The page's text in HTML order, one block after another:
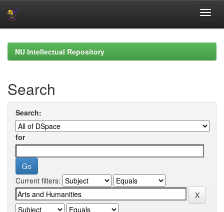
navigationNU Intellectual Repository
Search
Search:
for
Current filters: